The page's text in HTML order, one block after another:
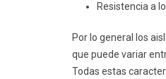
Resistencia a
Por lo general los
que puede variar
Todas estas